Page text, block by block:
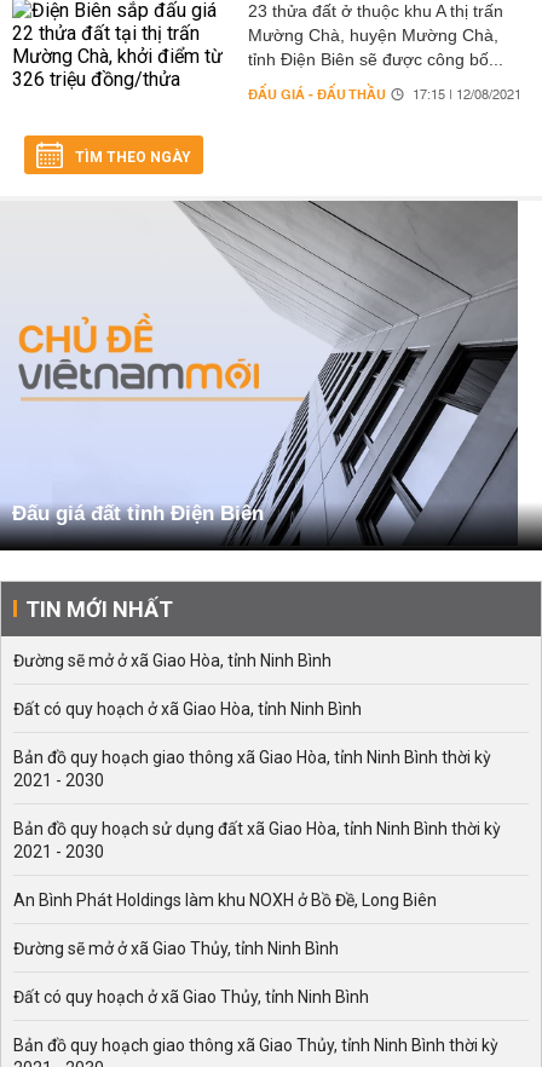
23 thửa đất ở thuộc khu A thị trấn
Mường Chà, huyện Mường Chà,
tỉnh Điện Biên sẽ được công bố...
ĐẤU GIÁ - ĐẤU THẦU 17:15 | 12/08/2021
TÌM THEO NGÀY
Đấu giá đất tỉnh Điện Biên
TIN MỚI NHẤT
Đường sẽ mở ở xã Giao Hòa, tỉnh Ninh Bình
Đất có quy hoạch ở xã Giao Hòa, tỉnh Ninh Bình
Bản đồ quy hoạch giao thông xã Giao Hòa, tỉnh Ninh Bình thời kỳ
2021 - 2030
Bản đồ quy hoạch sử dụng đất xã Giao Hòa, tỉnh Ninh Bình thời kỳ
2021 - 2030
An Bình Phát Holdings làm khu NOXH ở Bồ Đề, Long Biên
Đường sẽ mở ở xã Giao Thủy, tỉnh Ninh Bình
Đất có quy hoạch ở xã Giao Thủy, tỉnh Ninh Bình
Bản đồ quy hoạch giao thông xã Giao Thủy, tỉnh Ninh Bình thời kỳ